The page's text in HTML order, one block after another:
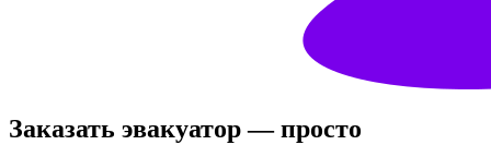
Заказать эвакуатор — просто